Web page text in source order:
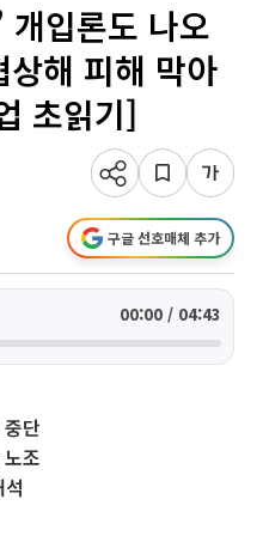
개입론도 나오
해 피해 막아
초읽기]
구글 선호매체 추가
00:00 / 04:43
단
조